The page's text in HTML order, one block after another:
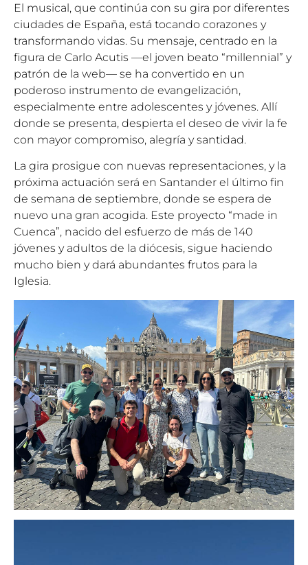
El musical, que continúa con su gira por diferentes
ciudades de España, está tocando corazones y
transformando vidas. Su mensaje, centrado en la
figura de Carlo Acutis —el joven beato “millennial” y
patrón de la web— se ha convertido en un
poderoso instrumento de evangelización,
especialmente entre adolescentes y jóvenes. Allí
donde se presenta, despierta el deseo de vivir la fe
con mayor compromiso, alegría y santidad.
La gira prosigue con nuevas representaciones, y la
próxima actuación será en Santander el último fin
de semana de septiembre, donde se espera de
nuevo una gran acogida. Este proyecto “made in
Cuenca”, nacido del esfuerzo de más de 140
jóvenes y adultos de la diócesis, sigue haciendo
mucho bien y dará abundantes frutos para la
Iglesia.